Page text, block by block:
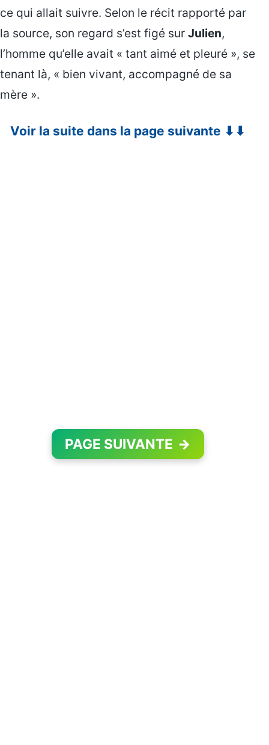
ce qui allait suivre. Selon le récit rapporté par
la source, son regard s’est figé sur Julien,
l’homme qu’elle avait « tant aimé et pleuré », se
tenant là, « bien vivant, accompagné de sa
mère ».
Voir la suite dans la page suivante ⬇⬇
PAGE SUIVANTE →